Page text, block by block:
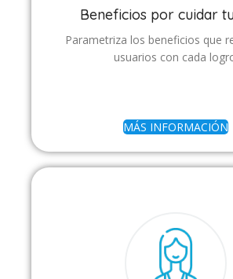
Beneficios por cuidar
Parametriza los beneficios que
usuarios con cada
MÁS INFORMACIÓN